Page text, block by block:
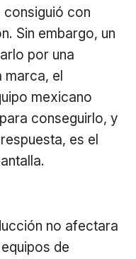
consiguió con
Sin embargo, un
por una
marca, el
mexicano
conseguirlo, y
es el
no afectara
de